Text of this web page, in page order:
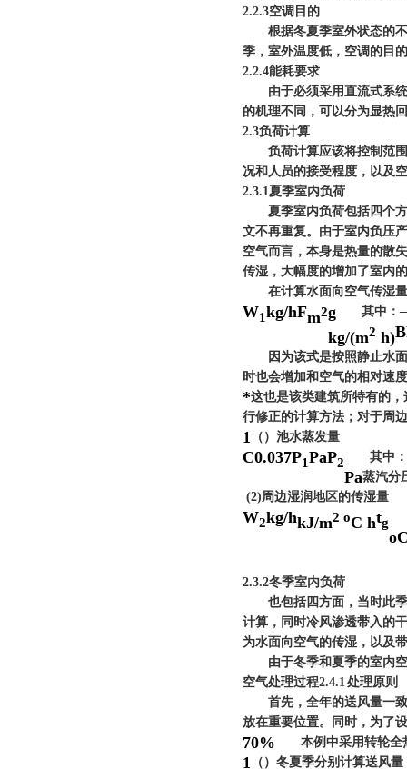
2.2.3空调目的
根据冬夏季室外状态的不
季，室外温度低，空调的目
2.2.4能耗要求
由于必须采用直流式系统
的机理不同，可以分为显热
2.3负荷计算
负荷计算应该将控制范围
况和人员的接受程度，以及
2.3.1夏季室内负荷
夏季室内负荷包括四个方
文不再重复。由于室内负压
空气而言，本身是热量的散
传湿，大幅度的增加了室内
在计算水面向空气传湿量
其中：
W1kg/hFm2g
kg/(m2 h)B
因为该式是按照静止水面
时也会增加和空气的相对速
这也是该类建筑所特有的
*
行修正的计算方法；对于周
（
1
）池水蒸发量
其中：
C0.037P1PaP2
蒸汽分
Pa
(2)周边湿润地区的传湿量
W2kg/hkJ/m2 oC htg
o
2.3.2冬季室内负荷
也包括四方面，当时此季
计算，同时冷风渗透带入的
为水面向空气的传湿，以及
由于冬季和夏季的室内空
空气处理过程2.4.1处理原则
首先，全年的送风量一致
放在重要位置。同时，为了
本例中采用转轮全
70%
（
1
）冬夏季分别计算送风